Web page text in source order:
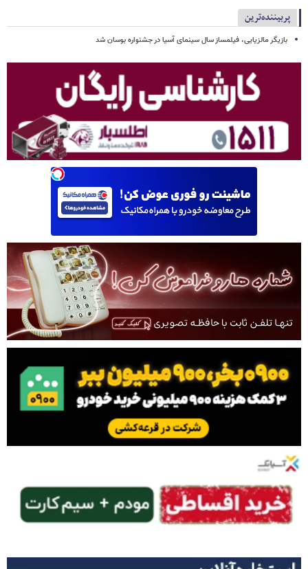
پربیننده‌ترین
بازیگر مالزیایی، فیلمساز سال سینمای آسیا در جشنواره بوسان شد